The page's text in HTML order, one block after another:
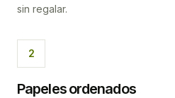
sin regalar.
2
Papeles ordenados